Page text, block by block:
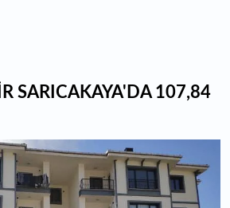
SARICAKAYA'DA 107,84